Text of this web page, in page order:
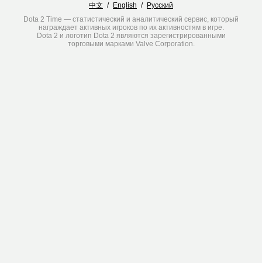
中文 / English / Русский
Dota 2 Time — статистический и аналитический сервис, который
награждает активных игроков по их активностям в игре.
Dota 2 и логотип Dota 2 являются зарегистрированными
торговыми марками Valve Corporation.